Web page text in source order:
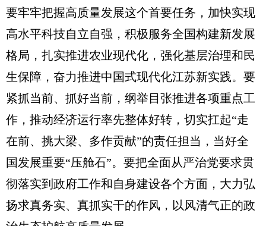
要牢牢把握高质量发展这个首要任务，加快实现
高水平科技自立自强，积极服务全国构建新发展
格局，扎实推进农业现代化，强化基层治理和民
生保障，奋力推进中国式现代化江苏新实践。要
紧抓当前、抓好当前，纲举目张推进各项重点工
作，推动经济运行率先整体好转，切实扛起“走
在前、挑大梁、多作贡献”的责任担当，当好全
国发展重要“压舱石”。要把全面从严治党要求贯
彻落实到政府工作和自身建设各个方面，大力弘
扬求真务实、真抓实干的作风，以风清气正的政